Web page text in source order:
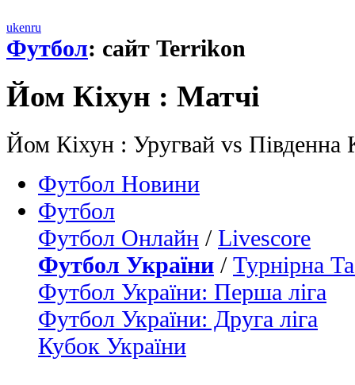
ukenru
Футбол: сайт Terrikon
Йом Кіхун : Матчi
Йом Кіхун : Уругвай vs Південна
Футбол Новини
Футбол
Футбол Онлайн / Livescore
Футбол України / Турнірна
Футбол України: Перша ліга
Футбол України: Друга ліга
Кубок України